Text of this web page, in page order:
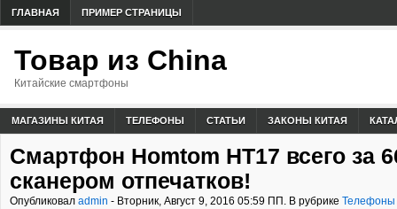
ГЛАВНАЯ ПРИМЕР СТРАНИЦЫ
Товар из China
Китайские смартфоны
МАГАЗИНЫ КИТАЯ ТЕЛЕФОНЫ СТАТЬИ ЗАКОНЫ КИТАЯ
Смартфон Homtom HT17 всего за
сканером отпечатков!
Опубликовал admin - Вторник, Август 9, 2016 05:59 ПП. В рубрике Телефоны